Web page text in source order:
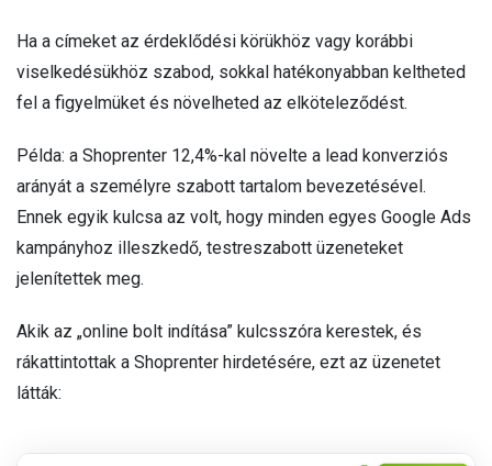
Ha a címeket az érdeklődési körükhöz vagy korábbi
viselkedésükhöz szabod, sokkal hatékonyabban keltheted
fel a figyelmüket és növelheted az elköteleződést.
Példa: a Shoprenter 12,4%-kal növelte a lead konverziós
arányát a személyre szabott tartalom bevezetésével.
Ennek egyik kulcsa az volt, hogy minden egyes Google Ads
kampányhoz illeszkedő, testreszabott üzeneteket
jelenítettek meg.
Akik az „online bolt indítása” kulcsszóra kerestek, és
rákattintottak a Shoprenter hirdetésére, ezt az üzenetet
látták: